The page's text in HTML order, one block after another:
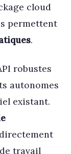
cloud
permettent
.
robustes
autonomes
existant.
travail